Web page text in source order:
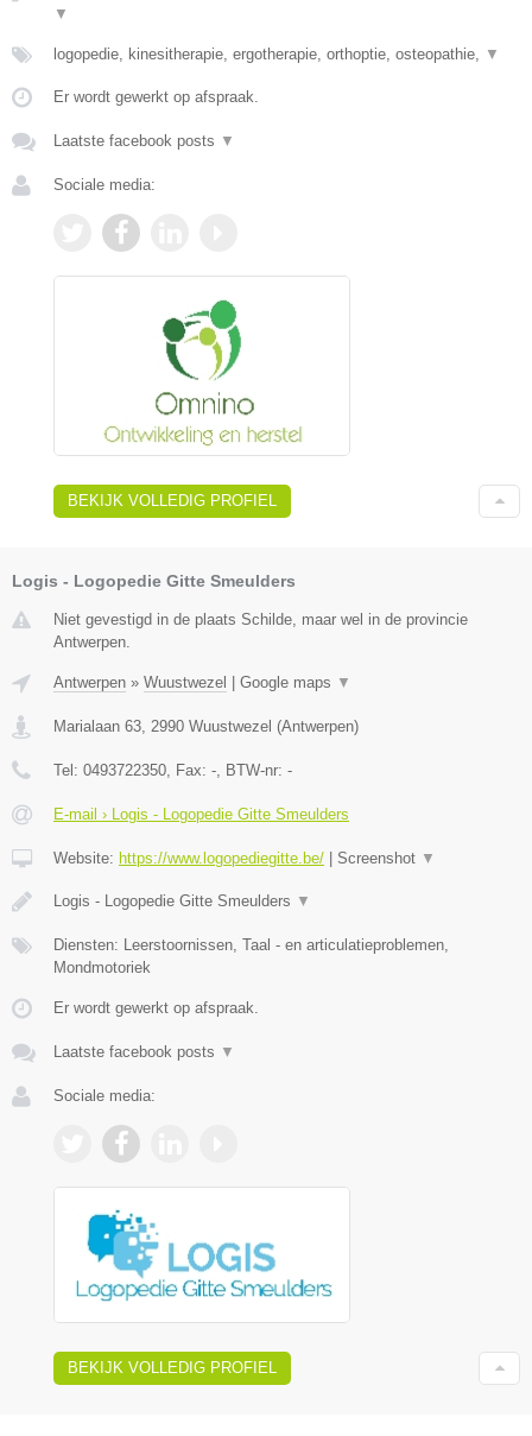
▼
logopedie, kinesitherapie, ergotherapie, orthoptie, osteopathie, ▼
Er wordt gewerkt op afspraak.
Laatste facebook posts ▼
Sociale media:
BEKIJK VOLLEDIG PROFIEL
Logis - Logopedie Gitte Smeulders
Niet gevestigd in de plaats Schilde, maar wel in de provincie
Antwerpen.
Antwerpen » Wuustwezel | Google maps ▼
Marialaan 63 2990 Wuustwezel (Antwerpen)
Tel: 0493722350 , Fax: - , BTW-nr: -
E-mail › Logis - Logopedie Gitte Smeulders
Website: https://www.logopediegitte.be/ | Screenshot ▼
Logis - Logopedie Gitte Smeulders ▼
Diensten: Leerstoornissen, Taal - en articulatieproblemen,
Mondmotoriek
Er wordt gewerkt op afspraak.
Laatste facebook posts ▼
Sociale media:
BEKIJK VOLLEDIG PROFIEL